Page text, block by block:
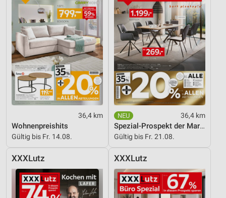
36,4 km
Wohnenpreishits
Gültig bis Fr. 14.08.
36,4 km
Spezial-Prospekt der Marken
Gültig bis Fr. 21.08.
XXXLutz XXXLutz